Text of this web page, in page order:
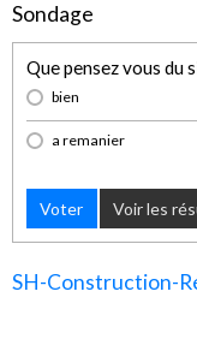
Sondage
Que pensez vous du
bien
a remanier
Voter Voir les
SH-Construction-